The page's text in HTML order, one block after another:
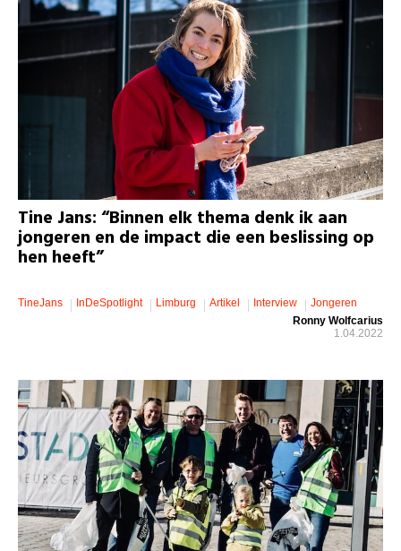
Tine Jans: “Binnen elk thema denk ik aan
jongeren en de impact die een beslissing op
hen heeft”
TineJans InDeSpotlight Limburg Artikel Interview
Jongeren
Ronny Wolfcarius
1.04.2022